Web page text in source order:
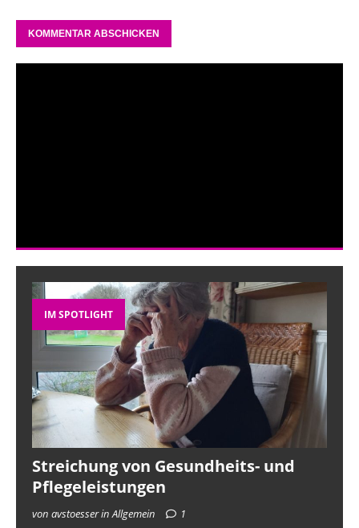
IM SPOTLIGHT
Streichung von Gesundheits- und
Pflegeleistungen
von avstoesser in Allgemein 1